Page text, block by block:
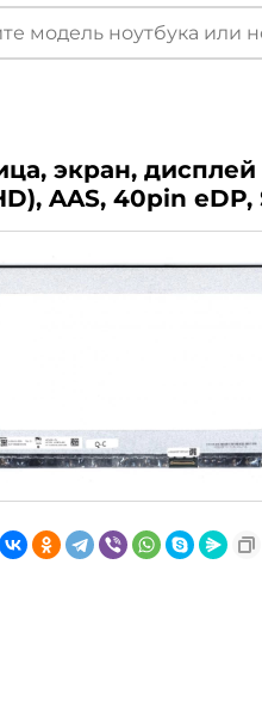
экран, дисплей
AAS, 40pin eDP,